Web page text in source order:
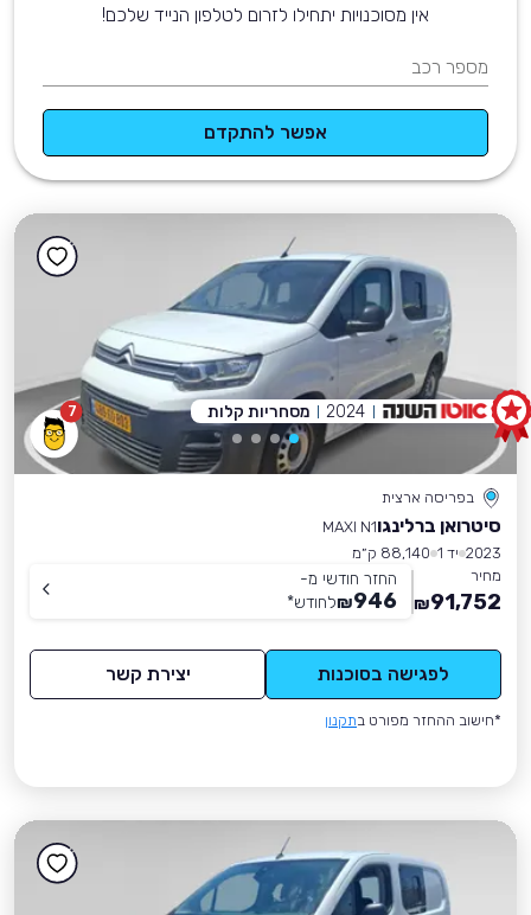
אין מסוכנויות יתחילו לזרום לטלפון הנייד שלכם!
מספר רכב
אפשר להתקדם
7
בפריסה ארצית
סיטרואן ברלינגוMAXI N1
2023 יד 1
88,140 ק״מ
מחיר
91,752
₪
החזר חודשי מ-
946
₪לחודש*
לפגישה בסוכנות יצירת קשר
*חישוב ההחזר מפורט בתקנון
2024 מסחריות קלות